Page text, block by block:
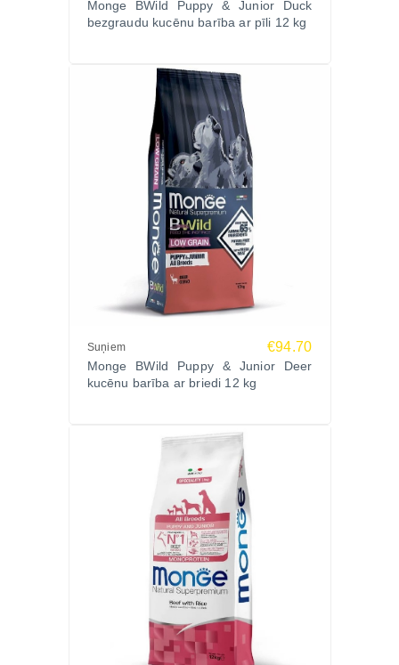
Monge BWild Puppy & Junior Duck
bezgraudu kucēnu barība ar pīli 12 kg
Suņiem €94.70
Monge BWild Puppy & Junior Deer
kucēnu barība ar briedi 12 kg